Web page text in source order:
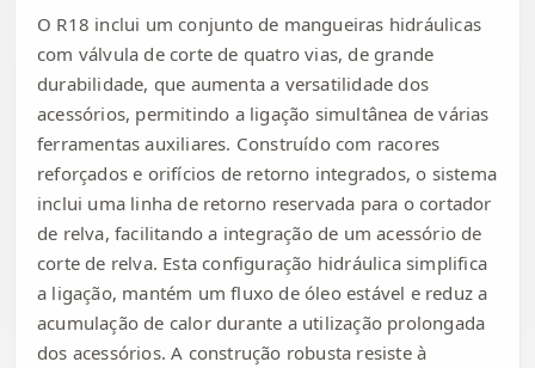
O R18 inclui um conjunto de mangueiras hidráulicas
com válvula de corte de quatro vias, de grande
durabilidade, que aumenta a versatilidade dos
acessórios, permitindo a ligação simultânea de várias
ferramentas auxiliares. Construído com racores
reforçados e orifícios de retorno integrados, o sistema
inclui uma linha de retorno reservada para o cortador
de relva, facilitando a integração de um acessório de
corte de relva. Esta configuração hidráulica simplifica
a ligação, mantém um fluxo de óleo estável e reduz a
acumulação de calor durante a utilização prolongada
dos acessórios. A construção robusta resiste à